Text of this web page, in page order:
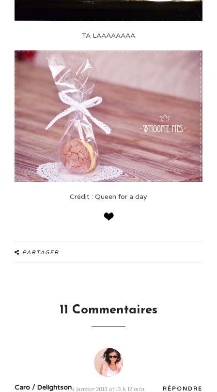
TA LAAAAAAAA
Crédit : Queen for a day
PARTAGER
11 Commentaires
Caro / Delightson4 janvier 2013 at 13 h 12 min RÉPONDRE